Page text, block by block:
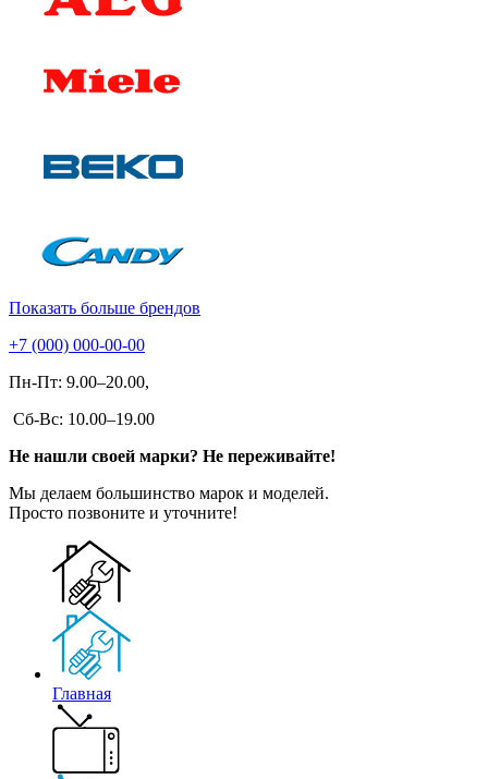
Показать больше брендов
+7 (000) 000-00-00
Пн-Пт: 9.00–20.00,
Сб-Вс: 10.00–19.00
Не нашли своей марки? Не переживайте!
Мы делаем большинство марок и моделей.
Просто позвоните и уточните!
Главная